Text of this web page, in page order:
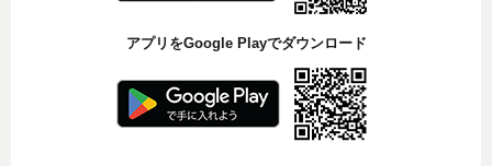
アプリをGoogle Playでダウンロード